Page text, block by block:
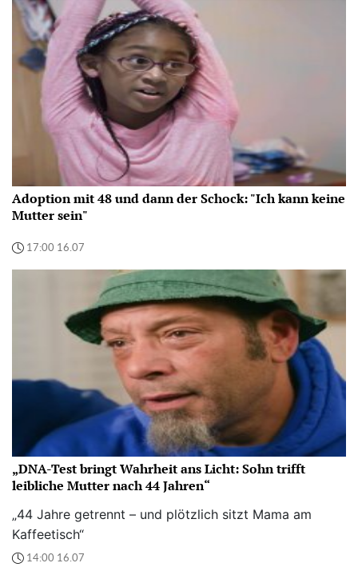
Adoption mit 48 und dann der Schock: "Ich kann keine
Mutter sein"
17:00 16.07
„DNA-Test bringt Wahrheit ans Licht: Sohn trifft
leibliche Mutter nach 44 Jahren“
„44 Jahre getrennt – und plötzlich sitzt Mama am
Kaffeetisch“
14:00 16.07